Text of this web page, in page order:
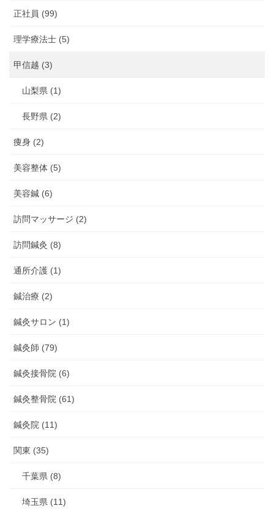
正社員 (99)
理学療法士 (5)
甲信越 (3)
山梨県 (1)
長野県 (2)
痩身 (2)
美容整体 (5)
美容鍼 (6)
訪問マッサージ (2)
訪問鍼灸 (8)
通所介護 (1)
鍼治療 (2)
鍼灸サロン (1)
鍼灸師 (79)
鍼灸接骨院 (6)
鍼灸整骨院 (61)
鍼灸院 (11)
関東 (35)
千葉県 (8)
埼玉県 (11)